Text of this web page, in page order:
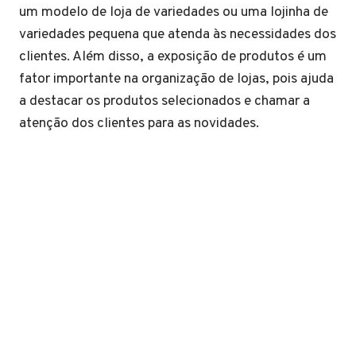
um modelo de loja de variedades ou uma lojinha de
variedades pequena que atenda às necessidades dos
clientes. Além disso, a exposição de produtos é um
fator importante na organização de lojas, pois ajuda
a destacar os produtos selecionados e chamar a
atenção dos clientes para as novidades.